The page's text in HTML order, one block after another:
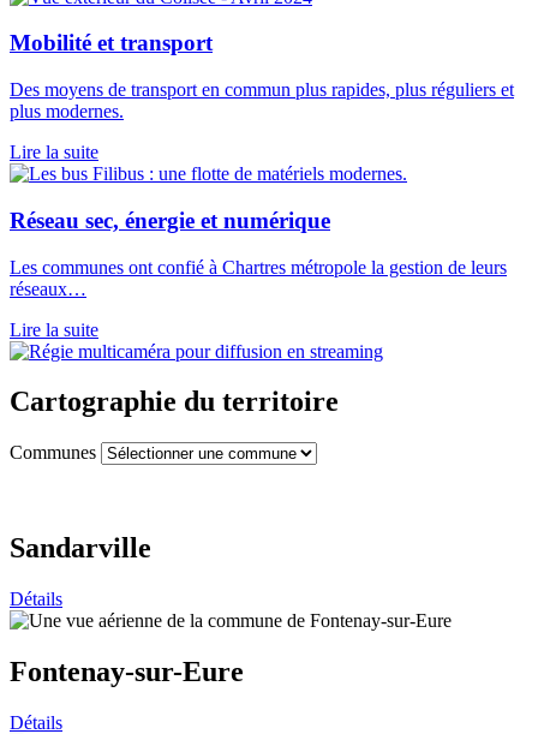
Mobilité et transport
Des moyens de transport en commun plus rapides, plus réguliers et
plus modernes.
Lire la suite
Réseau sec, énergie et numérique
Les communes ont confié à Chartres métropole la gestion de leurs
réseaux…
Lire la suite
Cartographie du territoire
Communes
Sandarville
Détails
Fontenay-sur-Eure
Détails